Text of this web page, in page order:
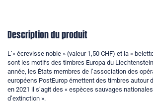
Description du produit
L’« écrevisse noble » (valeur 1,50 CHF) et la «
sont les motifs des timbres Europa du
année, les États membres de l’association des
européens PostEurop émettent des timbres autour
en 2021 il s’agit des « espèces sauvages
d’extinction ».